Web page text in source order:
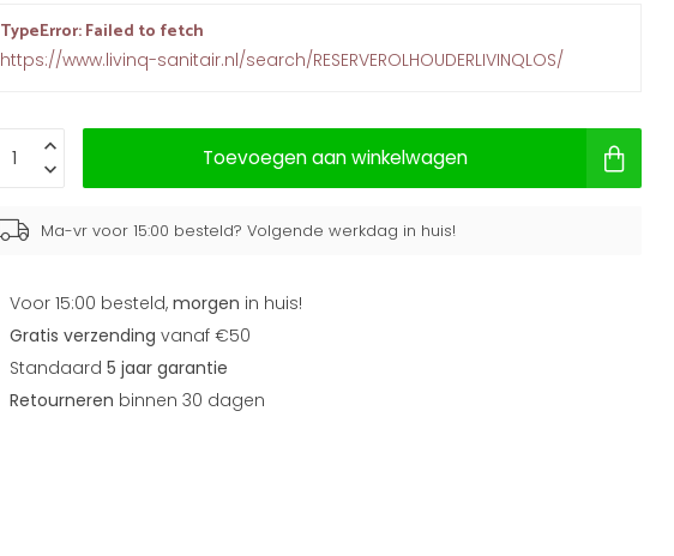
TypeError: Failed to fetch
https://www.livinq-sanitair.nl/search/RESERVEROLHOUDERLIVINQLOS/
Toevoegen aan winkelwagen
Ma-vr voor 15:00 besteld? Volgende werkdag in huis!
Voor 15:00 besteld,morgen in huis!
Gratis verzending vanaf €50
Standaard5 jaar garantie
Retourneren binnen 30 dagen